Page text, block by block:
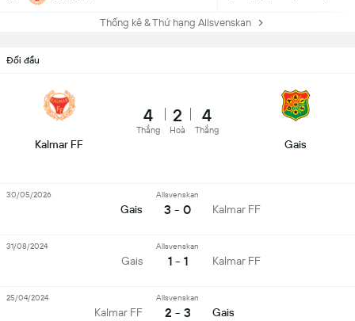
Thống kê & Thứ hạng Allsvenskan
Đối đầu
Kalmar FF
4
Thắng
2
Hoà
4
Thắng
Gais
Gais
Allsvenskan
3 - 0 Kalmar FF
30/05/2026
Gais
Allsvenskan
1 - 1 Kalmar FF
31/08/2024
Kalmar FF
Allsvenskan
2 - 3 Gais
25/04/2024